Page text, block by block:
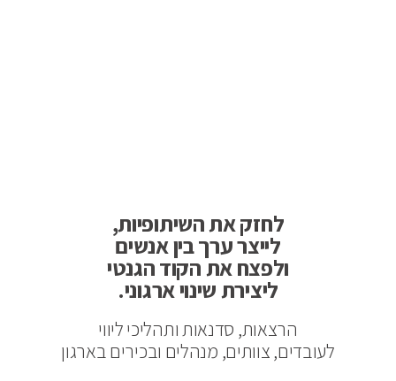
לחזק את השיתופיות,
לייצר ערך בין אנשים
ולפצח את הקוד הגנטי
ליצירת שינוי ארגוני.
הרצאות, סדנאות ותהליכי ליווי
לעובדים, צוותים, מנהלים ובכירים בארגון